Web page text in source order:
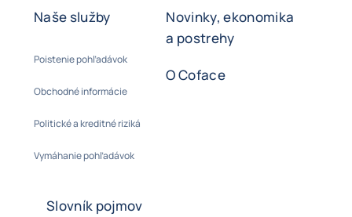
Naše služby
Poistenie pohľadávok
Obchodné informácie
Politické a kreditné riziká
Vymáhanie pohľadávok
Novinky, ekonomika
a postrehy
O Coface
Slovník pojmov